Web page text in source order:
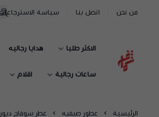
من نحن اتصل بنا سياسة الاسترجاع
شماغ شوب | أفضل متجر شماغ
الاكثر طلبا هدايا رجاليه
ساعات رجالية اقلام
الرئيسية عطور صيفيه عطر سوفاج ديور